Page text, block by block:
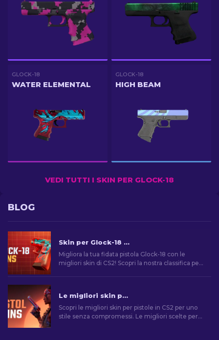
GLOCK-18
WATER ELEMENTAL
GLOCK-18
HIGH BEAM
VEDI TUTTI I SKIN PER GLOCK-18
BLOG
Skin per Glock-18 di CS2: La Classifica Completa [2026]
Migliora la tua fidata pistola Glock-18 con le
migliori skin di CS2! Scopri la nostra classifica per
Le migliori skin per pistola in CS2 [2026]
Scopri le migliori skin per pistole in CS2 per uno
stile senza compromessi. Le migliori scelte per